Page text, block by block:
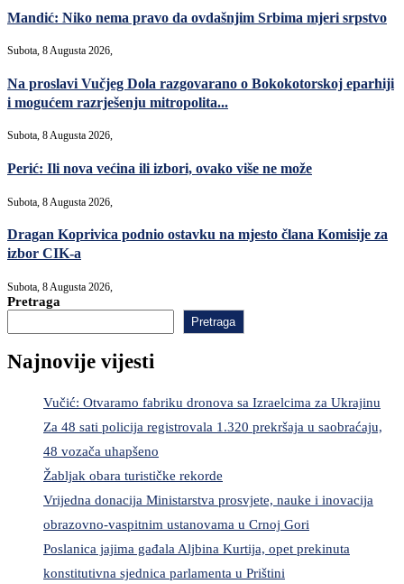
Mandić: Niko nema pravo da ovdašnjim Srbima mjeri srpstvo
Subota, 8 Augusta 2026,
Na proslavi Vučjeg Dola razgovarano o Bokokotorskoj eparhiji
i mogućem razrješenju mitropolita...
Subota, 8 Augusta 2026,
Perić: Ili nova većina ili izbori, ovako više ne može
Subota, 8 Augusta 2026,
Dragan Koprivica podnio ostavku na mjesto člana Komisije za
izbor CIK-a
Subota, 8 Augusta 2026,
Pretraga
Pretraga
Najnovije vijesti
Vučić: Otvaramo fabriku dronova sa Izraelcima za Ukrajinu
Za 48 sati policija registrovala 1.320 prekršaja u saobraćaju,
48 vozača uhapšeno
Žabljak obara turističke rekorde
Vrijedna donacija Ministarstva prosvjete, nauke i inovacija
obrazovno-vaspitnim ustanovama u Crnoj Gori
Poslanica jajima gađala Aljbina Kurtija, opet prekinuta
konstitutivna sjednica parlamenta u Prištini